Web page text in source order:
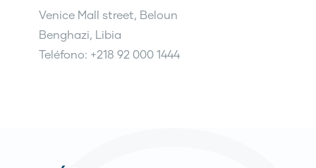
Venice Mall street, Beloun
Benghazi, Libia
Teléfono: +218 92 000 1444